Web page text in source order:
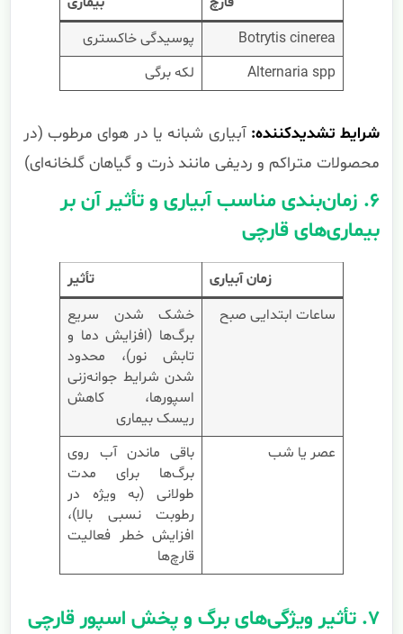
Botrytis cinerea
پوسیدگی خاکستری
Alternaria spp
لکه برگی
شرایط تشدیدکننده: آبیاری شبانه یا در هوای مرطوب (در
محصولات متراکم و ردیفی مانند ذرت و گیاهان گلخانه‌ای)
۶. زمان‌بندی مناسب آبیاری و تأثیر آن بر
بیماری‌های قارچی
زمان آبیاری
تأثیر
ساعات ابتدایی صبح
خشک شدن سریع
برگ‌ها (افزایش دما و
تابش نور)، محدود
شدن شرایط جوانه‌زنی
اسپورها، کاهش
ریسک بیماری
عصر یا شب
باقی ماندن آب روی
برگ‌ها برای مدت
طولانی (به ویژه در
رطوبت نسبی بالا)،
افزایش خطر فعالیت
قارچ‌ها
۷. تأثیر ویژگی‌های برگ و پخش اسپور قارچی